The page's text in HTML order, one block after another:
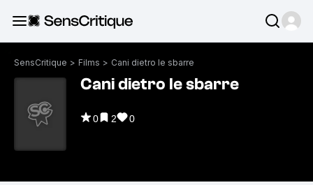
SensCritique > Films > Cani dietro le sbarre
Cani dietro le sbarre
0 2 0